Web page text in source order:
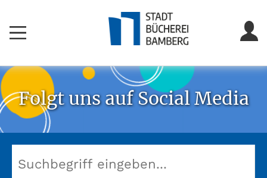
Folgt uns auf Social Media